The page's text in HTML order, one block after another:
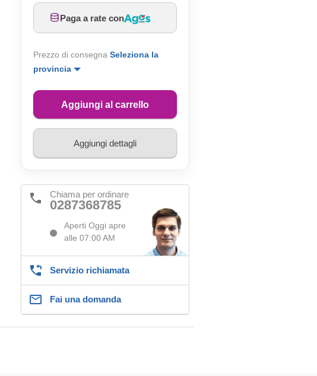
Paga a rate con
Prezzo di consegna Seleziona la
provincia
Aggiungi al carrello
Aggiungi dettagli
Chiama per ordinare
0287368785
Aperti Oggi apre
alle 07:00 AM
Servizio richiamata
Fai una domanda